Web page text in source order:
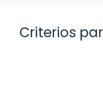
Criterios